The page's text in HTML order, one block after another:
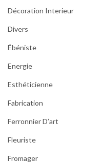
Décoration Interieur
Divers
Ébéniste
Energie
Esthéticienne
Fabrication
Ferronnier D’art
Fleuriste
Fromager